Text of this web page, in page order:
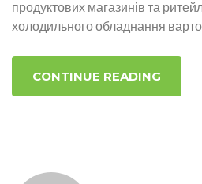
продуктових магазинів та
холодильного обладнання варто
CONTINUE READING